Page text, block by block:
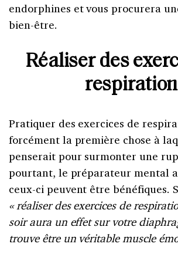
endorphines et vous procurera
bien-être.
Réaliser des
respiration
Pratiquer des exercices de
forcément la première chose à
penserait pour surmonter une
pourtant, le préparateur mental
ceux-ci peuvent être bénéfiques.
« réaliser des exercices de
soir aura un effet sur votre
trouve être un véritable muscle